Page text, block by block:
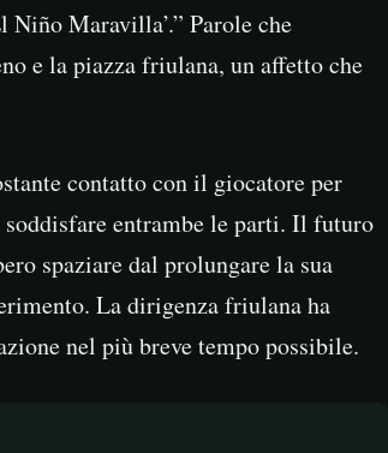
Niño Maravilla’.” Parole che
e la piazza friulana, un affetto che
contatto con il giocatore per
soddisfare entrambe le parti. Il futuro
spaziare dal prolungare la sua
La dirigenza friulana ha
nel più breve tempo possibile.